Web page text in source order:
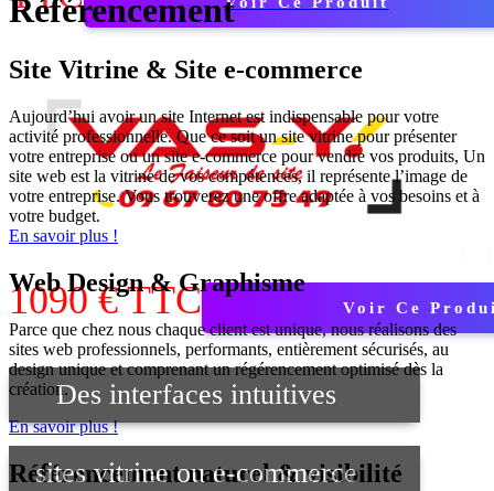
1090 € TTC
Voir Ce
Des interfaces intuitives
sites vitrine ou e-commerce
Référencement
Site Vitrine & Site e-commerce
Aujourd’hui avoir un site Internet est indispensable pour votre
activité professionnelle.Que ce soit un site vitrine pour présenter
votre entreprise ou un site e-commerce pour vendre vos produits, Un
site web est la vitrine de vos compétences, il représente l’image de
votre entreprise. Vous trouverezune offre adaptée à vos besoins et à
votre budget.
En savoir plus !
Web Design&Graphisme
Parce que chez nous chaque client est unique, nous réalisons des
sites web professionnels, performants, entièrement sécurisés, au
design unique et comprenant un régérencement optimisé dès la
création.
En savoir plus !
Référencement naturel&visibilité